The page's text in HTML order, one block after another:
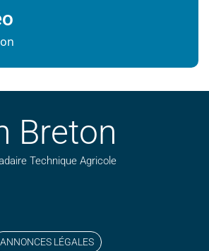
Breton
Technique Agricole
ANNONCES LÉGALES